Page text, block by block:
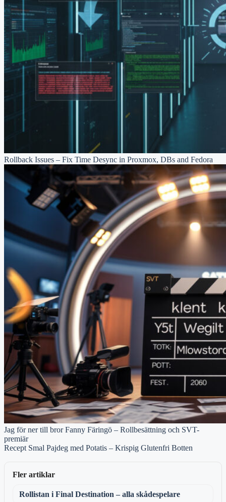
Rollback Issues – Fix Time Desync in Proxmox, DBs and Fedora
Jag för ner till bror Fanny Färingö – Rollbesättning och SVT-
premiär
Recept Smal Pajdeg med Potatis – Krispig Glutenfri Botten
Fler artiklar
Rollistan i Final Destination – alla skådespelare